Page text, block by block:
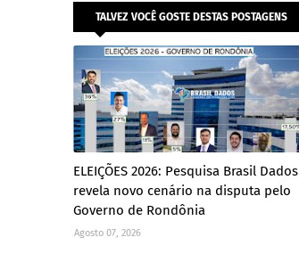
TALVEZ VOCÊ GOSTE DESTAS POSTAGENS
ELEIÇÕES 2026: Pesquisa Brasil Dados
revela novo cenário na disputa pelo
Governo de Rondônia
Agosto 07, 2026